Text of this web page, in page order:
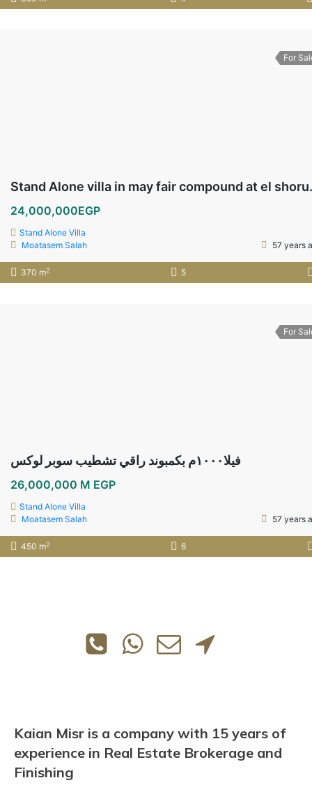
For
Stand
24,000,000EGP
Stand Alone Villa
Moatasem Salah
57 years
370 m2 5
For
فيلا١٠٠٠م بكمبوند راقي تشطيب سوبر لوكس
26,000,000 M EGP
Stand Alone Villa
Moatasem Salah
57 years
450 m2 6
Kaian Misr is a company with 15 years of
experience in Real Estate Brokerage and
Finishing